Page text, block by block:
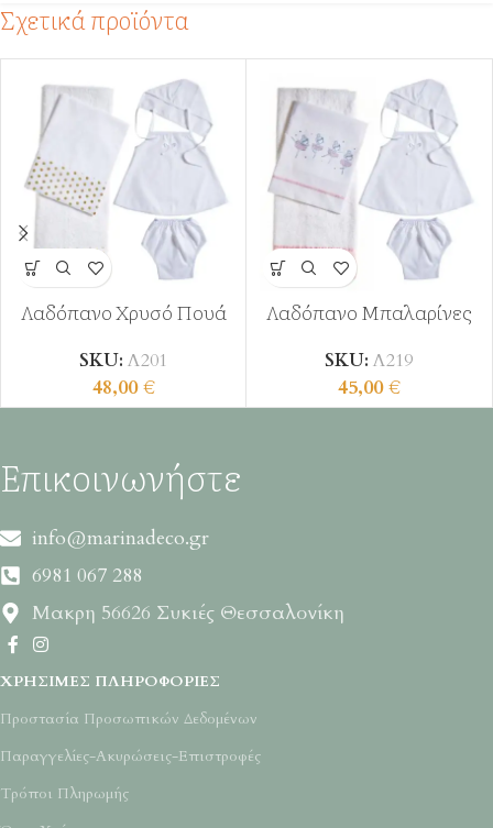
Σχετικά προϊόντα
Λαδόπανο Χρυσό Πουά
SKU: Λ201
48,00€
Λαδόπανο Μπαλαρίνες
SKU: Λ219
45,00€
Επικοινωνήστε
info@marinadeco.gr
6981 067 288
Μακρη 56626 Συκιές Θεσσαλονίκη
ΧΡΉΣΙΜΕΣ ΠΛΗΡΟΦΟΡΊΕΣ
Προστασία Προσωπικών Δεδομένων
Παραγγελίες-Ακυρώσεις-Επιστροφές
Τρόποι Πληρωμής